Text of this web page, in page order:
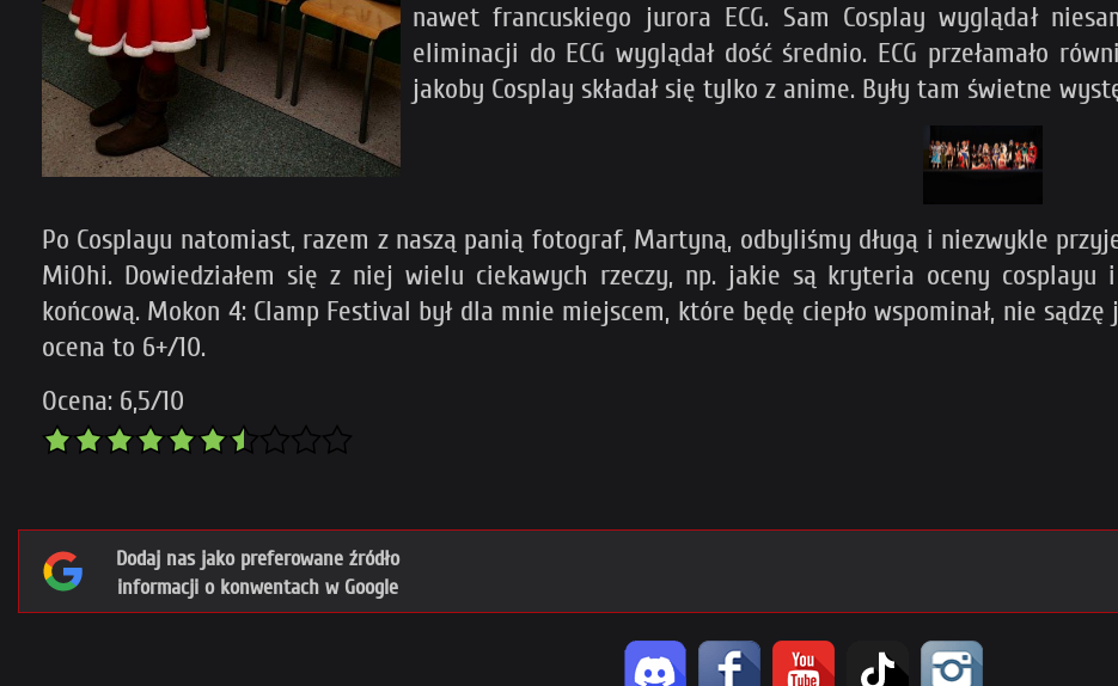
nawet francuskiego jurora ECG. Sam Cosplay wyglądał
eliminacji do ECG wyglądał dość średnio. ECG przełamało
jakoby Cosplay składał się tylko z anime. Były tam świetne
Po Cosplayu natomiast, razem z naszą panią fotograf, Martyną, odbyliśmy długą i niezwykle
MiOhi. Dowiedziałem się z niej wielu ciekawych rzeczy, np. jakie są kryteria oceny
końcową. Mokon 4: Clamp Festival był dla mnie miejscem, które będę ciepło wspominał, nie
ocena to 6+/10.
Ocena: 6,5/10
Dodaj nas jako preferowane źródło
informacji o konwentach w Google